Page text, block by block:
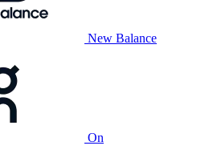
New Balance
On